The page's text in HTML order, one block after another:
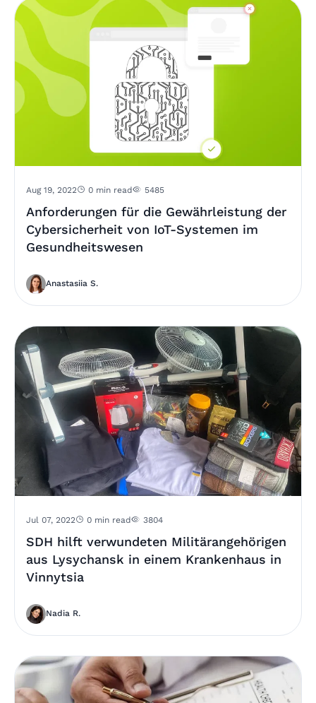
Aug 19, 2022 0 min read 5485
Anforderungen für die Gewährleistung der
Cybersicherheit von IoT-Systemen im
Gesundheitswesen
Anastasiia S.
Jul 07, 2022 0 min read 3804
SDH hilft verwundeten Militärangehörigen
aus Lysychansk in einem Krankenhaus in
Vinnytsia
Nadia R.